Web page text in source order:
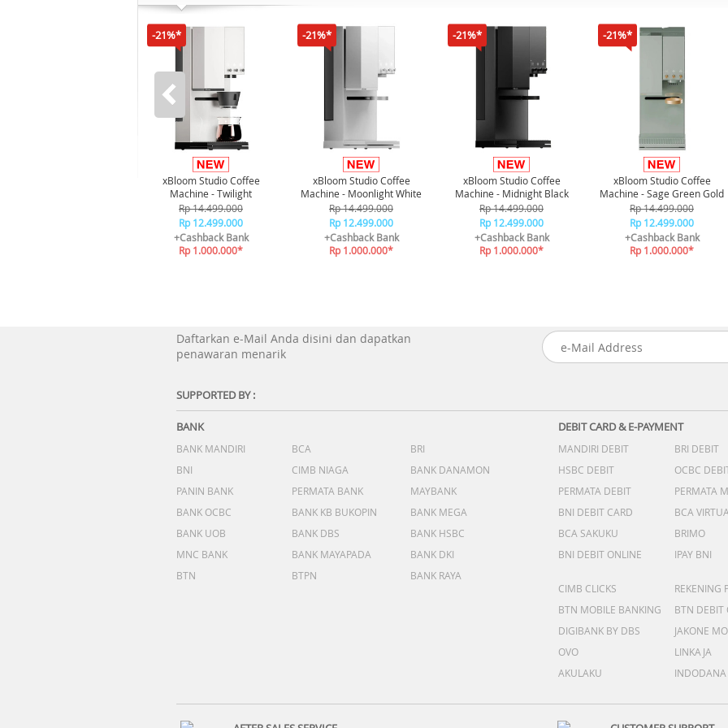
-21%*
xBloom Studio Coffee
Machine - Twilight
Rp 14.499.000
Rp 12.499.000
+Cashback Bank
Rp 1.000.000*
-21%*
xBloom Studio Coffee
Machine - Moonlight White
Rp 14.499.000
Rp 12.499.000
+Cashback Bank
Rp 1.000.000*
-21%*
xBloom Studio Coffee
Machine - Midnight Black
Rp 14.499.000
Rp 12.499.000
+Cashback Bank
Rp 1.000.000*
-21%*
xBloom Studio Coffee
Machine - Sage Green Gold
Rp 14.499.000
Rp 12.499.000
+Cashback Bank
Rp 1.000.000*
Daftarkan e-Mail Anda disini dan dapatkan
penawaran menarik
SUPPORTED BY :
BANK
BANK MANDIRI BCA
BRI
BNI
CIMB NIAGA
BANK DANAMON
PANIN BANK
PERMATA BANK
MAYBANK
BANK OCBC
BANK KB BUKOPIN
BANK MEGA
BANK UOB
BANK DBS
BANK HSBC
MNC BANK
BANK MAYAPADA
BANK DKI
BTN
BTPN BANK RAYA
DEBIT CARD & E-PAYMENT
MANDIRI DEBIT BRI DEBIT
HSBC DEBIT
OCBC
PERMATA DEBIT
PERMATA
BNI DEBIT CARD
BCA
BCA SAKUKU
BRIMO
BNI DEBIT ONLINE
IPAY BNI
CIMB CLICKS
REKENING
BTN MOBILE BANKING
BTN DEBIT
DIGIBANK BY DBS
JAKONE
OVO
LINKAJA
AKULAKU
INDODANA